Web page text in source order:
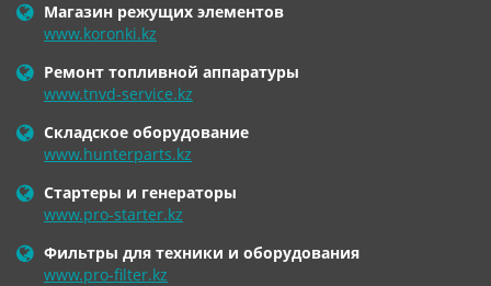
Магазин режущих элементов
www.koronki.kz
Ремонт топливной аппаратуры
www.tnvd-service.kz
Складское оборудование
www.hunterparts.kz
Стартеры и генераторы
www.pro-starter.kz
Фильтры для техники и оборудования
www.pro-filter.kz